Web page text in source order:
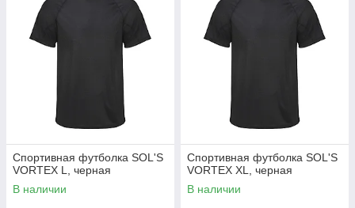
Спортивная футболка SOL'S
VORTEX L, черная
В наличии
Спортивная футболка SOL'S
VORTEX XL, черная
В наличии